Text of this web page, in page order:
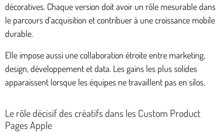
décoratives. Chaque version doit avoir un rôle mesurable dans
le parcours d’acquisition et contribuer à une croissance mobile
durable.
Elle impose aussi une collaboration étroite entre marketing,
design, développement et data. Les gains les plus solides
apparaissent lorsque les équipes ne travaillent pas en silos.
Le rôle décisif des créatifs dans les Custom Product
Pages Apple